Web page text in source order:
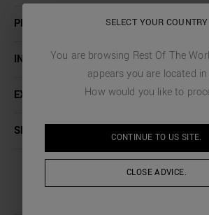
PLUS DE DÉTAILS
INSTRUCTIONS DE LAVAGE
EXPÉDITION ET RETOURS
SERVICE CLIENT
COMPLETE THE LOOK
SELECT YOUR COUNTRY
You are browsing Rest Of The
appears you are located in
How would you like to
CONTINUE TO US SITE.
CLOSE ADVICE.